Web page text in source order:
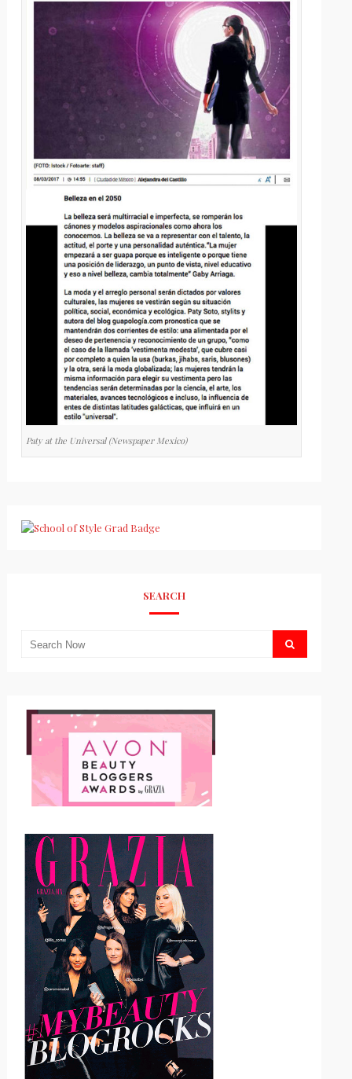
Paty at the Universal (Newspaper Mexico)
SEARCH